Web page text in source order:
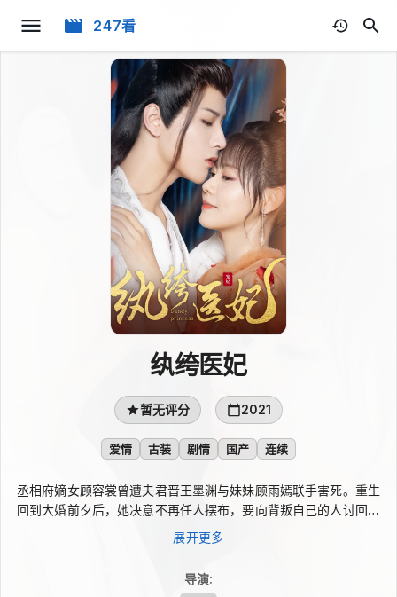
247看
纨绔医妃
暂无评分 2021
爱情 古装 剧情 国产 连续
丞相府嫡女顾容裳曾遭夫君晋王墨渊与妹妹顾雨嫣联手害死。重生
回到大婚前夕后，她决意不再任人摆布，要向背叛自己的人讨回公
道。因有共同仇敌，顾容裳与太子墨战结盟，一步步踏上复仇之
路。接连的危机与相伴中，她也想起上一世与墨战未尽的情缘，最
展开更多
导演: